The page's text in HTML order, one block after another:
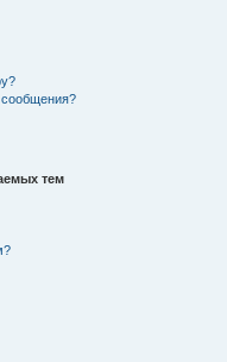
сообщения?
тем